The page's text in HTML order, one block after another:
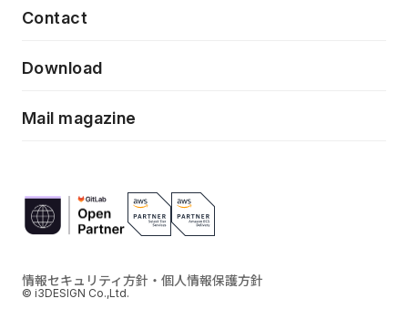
Event/Seminer
Contact
Download
Mail magazine
情報セキュリティ方針・個人情報保護方針
© i3DESIGN Co.,Ltd.